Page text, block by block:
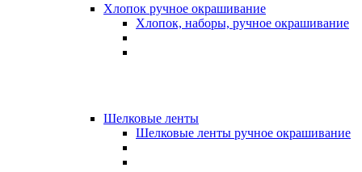
Хлопок ручное окрашивание
Хлопок, наборы, ручное окрашивание
Шелковые ленты
Шелковые ленты ручное окрашивание